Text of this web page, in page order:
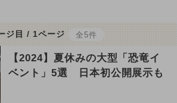
ジ目 / 1ページ 全5件
【2024】夏休みの大型「恐竜イ
ベント」5選 日本初公開展示も